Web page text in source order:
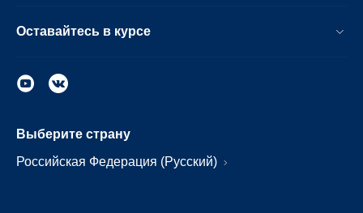
Оставайтесь в курсе
Выберите страну
Российская Федерация (Русский)